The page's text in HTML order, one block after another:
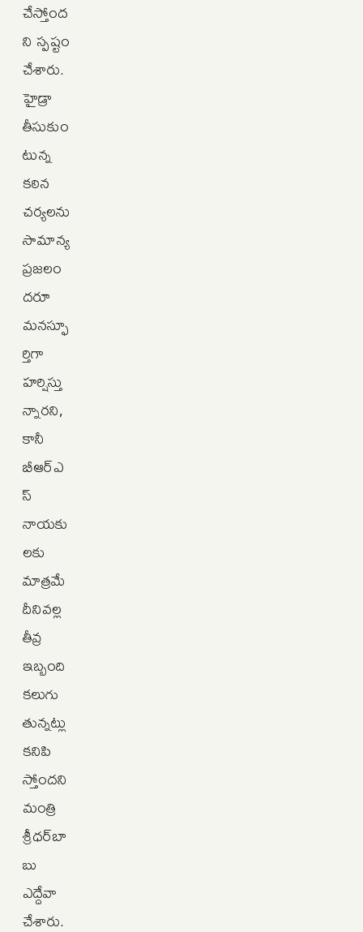
చేస్తోంద
ని స్పష్టం
చేశారు.
హైడ్రా
తీసుకుం
టున్న
కఠిన
చర్యలను
సామాన్య
ప్రజలం
దరూ
మనస్ఫూ
ర్తిగా
హర్షిస్తు
న్నారని,
కానీ
బీఆర్ఎ
స్
నాయకు
లకు
మాత్రమే
దీనివల్ల
తీవ్ర
ఇబ్బంది
కలుగు
తున్నట్లు
కనిపి
స్తోందని
మంత్రి
శ్రీధర్‌బా
బు
ఎద్దేవా
చేశారు.